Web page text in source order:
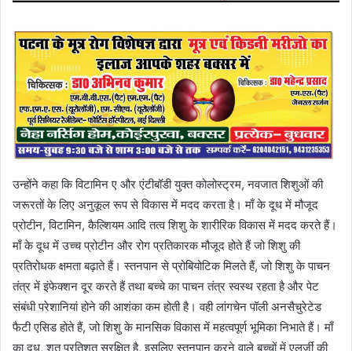
उन्होंने कहा कि विटामिन ए और एंटीबॉडी युक्त कोलोस्ट्रम, नवजात शिशुओं की
जरूरतों के लिए अनुकूल रूप से विकास में मदद करता है। माँ के दूध में मौजूद
प्रोटीन, विटामिन, कैल्शियम आदि तत्व शिशु के शारीरिक विकास में मदद करते हैं।
माँ के दूध में उच्च प्रोटीन और रोग प्रतिकारक मौजूद होते हैं जो शिशु की
प्रतिरोधक क्षमता बढ़ाते हैं। स्तनपान से प्रोबियोटिक मिलते हैं, जो शिशु के पाचन
तंत्र में इंफेक्शन दूर करते हैं तथा बच्चे का पाचन तंत्र स्वस्थ रहता है और पेट
संबंधी परेशानियां होने की आशंका कम होती है। वही लांगचेन पॉली अनसैचुरेटेड
फैटी एसिड होते हैं, जो शिशु के मानसिक विकास में महत्वपूर्ण भूमिका निभाते हैं। माँ
का दूध, शत प्रतिशत सुरक्षित है, इसलिए स्तनपान करने वाले बच्चों में एलर्जी की